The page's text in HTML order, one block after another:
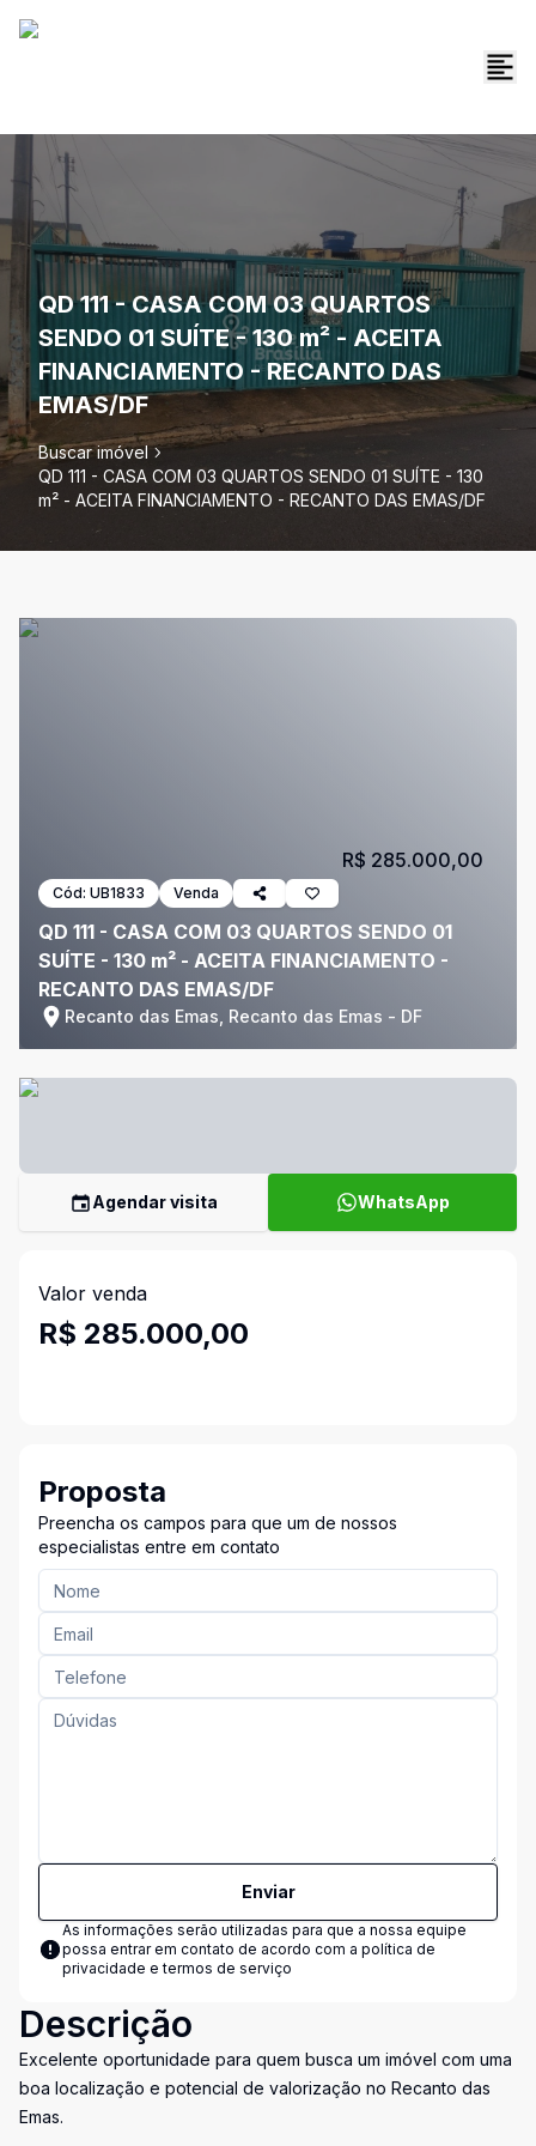
QD 111 - CASA COM 03 QUARTOS
SENDO 01 SUÍTE - 130 m² - ACEITA
FINANCIAMENTO - RECANTO DAS
EMAS/DF
Buscar imóvel
QD 111 - CASA COM 03 QUARTOS SENDO 01 SUÍTE - 130
m² - ACEITA FINANCIAMENTO - RECANTO DAS EMAS/DF
Cód: UB1833 Venda
QD 111 - CASA COM 03 QUARTOS SENDO 01
SUÍTE - 130 m² - ACEITA FINANCIAMENTO -
RECANTO DAS EMAS/DF
Recanto das Emas, Recanto das Emas - DF
R$ 285.000,00
Agendar visita WhatsApp
Valor venda
R$ 285.000,00
Proposta
Preencha os campos para que um de nossos
especialistas entre em contato
Enviar
As informações serão utilizadas para que a nossa equipe
possa entrar em contato de acordo com a política de
privacidade e termos de serviço
Descrição
Excelente oportunidade para quem busca um imóvel com uma
boa localização e potencial de valorização no Recanto das
Emas.